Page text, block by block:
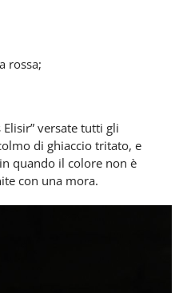
rossa;
Elisir” versate tutti gli
di ghiaccio tritato, e
quando il colore non è
con una mora.